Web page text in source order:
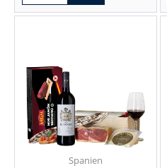
Spanien